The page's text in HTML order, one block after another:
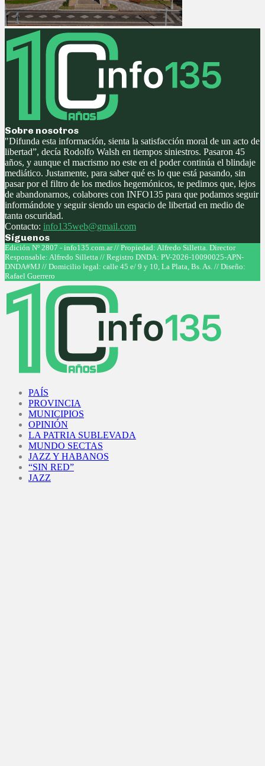
Sobre nosotros
"Difunda esta información, sienta la satisfacción moral de un acto de
libertad”, decía Rodolfo Walsh en tiempos siniestros. Pasaron 45
años, y aunque el macrismo no este en el poder continúa el blindaje
mediático. Justamente, para saber qué es lo que está pasando, sin
pasar por el filtro de los medios hegemónicos, te pedimos que, lejos
de abandonarnos, colabores con INFO135 para que podamos seguir
informándote y seguir siendo un espacio de libertad en medio de
tanta oscuridad.
Contacto: info135web@gmail.com
Síguenos
Facebook
Twitter
Instagram
Youtube
Edición Nº 2807 - info135.com.ar // Propiedad: Alfredo Silletta. Director
Responsable: Alfredo Silletta // Registro DNDA: PV-2026-10090025-APN-
DNDA#MJ // Domicilio legal: calle 45 e/ 9 y 10, La Plata, Bs. As. // Diseño:
Rafael Guerrero
PAÍS
PROVINCIA
MUNICIPIOS
OPINIÓN
LA PATRIA SUBLEVADA
MUNDO SECTAS
JAZZ Y HABANOS
“SIN RED”
JAZZ